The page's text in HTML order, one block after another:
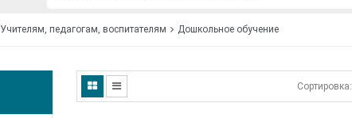
Учителям, педагогам, воспитателям Дошкольное обучение
Сортировка: